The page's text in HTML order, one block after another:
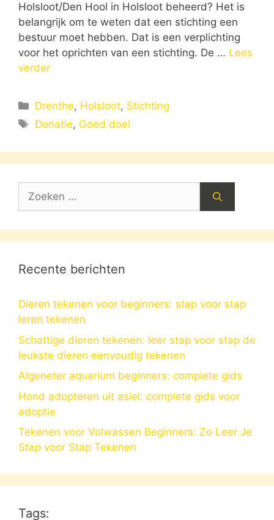
Holsloot/Den Hool in Holsloot beheerd? Het is
belangrijk om te weten dat een stichting een
bestuur moet hebben. Dat is een verplichting
voor het oprichten van een stichting. De … Lees
verder
Categorieën
Drenthe, Holsloot, Stichting
Tags
Donatie, Goed doel
Zoek
Recente berichten
Dieren tekenen voor beginners: stap voor stap
leren tekenen
Schattige dieren tekenen: leer stap voor stap de
leukste dieren eenvoudig tekenen
Algeneter aquarium beginners: complete gids
Hond adopteren uit asiel: complete gids voor
adoptie
Tekenen voor Volwassen Beginners: Zo Leer Je
Stap voor Stap Tekenen
Tags: